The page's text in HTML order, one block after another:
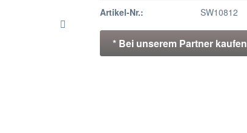
Artikel-Nr.: SW10812
* Bei unserem Partner kaufen